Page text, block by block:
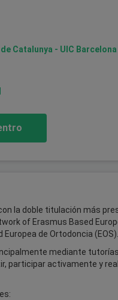
Catalunya - UIC Barcelona
la doble titulación más
of Erasmus Based
Europea de Ortodoncia (EOS).
mediante
participar activamente y